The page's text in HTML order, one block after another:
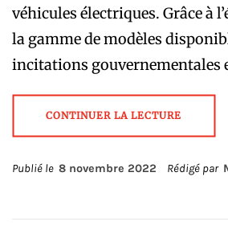
véhicules électriques. Grâce à
la gamme de modèles
incitations gouvernementales
CONTINUER LA LECTURE
Publié le 8 novembre 2022 Rédigé par